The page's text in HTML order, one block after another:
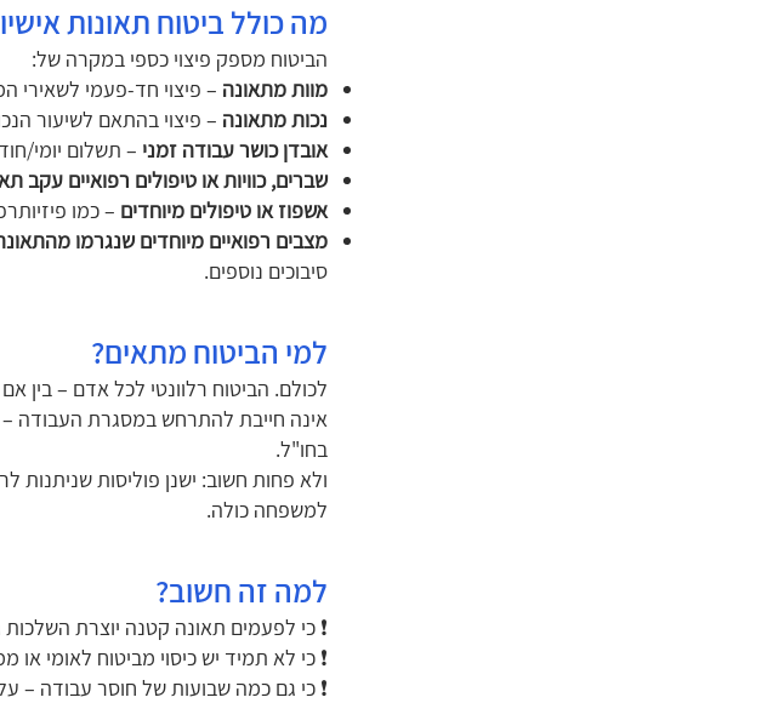
מה כולל ביטוח תאונות
הביטוח מספק פיצוי כספי במקרה של:
מוות מתאונה – פיצוי חד-פעמי לשאירי
נכות מתאונה – פיצוי בהתאם לשיעור
אובדן כושר עבודה זמני – תשלום יומי/
שברים, כוויות או טיפולים רפואיים עקב
אשפוז או טיפולים מיוחדים – כמו
מצבים רפואיים מיוחדים שנגרמו
סיבוכים נוספים.
למי הביטוח מתאים?
לכולם. הביטוח רלוונטי לכל אדם – בין
אינה חייבת להתרחש במסגרת העבודה –
בחו"ל.
ולא פחות חשוב: ישנן פוליסות שניתנות
למשפחה כולה.
למה זה חשוב?
❗ כי לפעמים תאונה קטנה יוצרת השלכות
❗ כי לא תמיד יש כיסוי מביטוח לאומי או
❗ כי גם כמה שבועות של חוסר עבודה –